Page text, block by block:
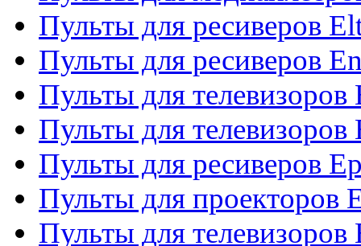
Пульты для ресиверов
Пульты для ресиверов
Пульты для телевизоров
Пульты для телевизоров
Пульты для ресиверов
Пульты для проекторов
Пульты для телевизоров